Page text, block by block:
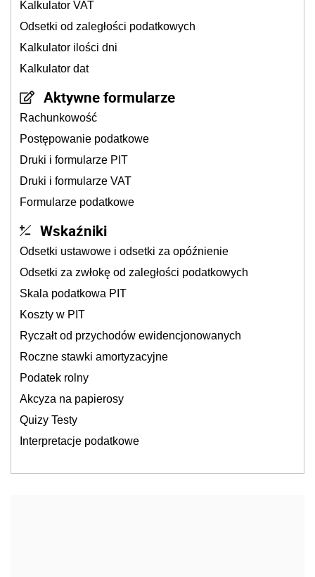
Kalkulator VAT
Odsetki od zaległości podatkowych
Kalkulator ilości dni
Kalkulator dat
Aktywne formularze
Rachunkowość
Postępowanie podatkowe
Druki i formularze PIT
Druki i formularze VAT
Formularze podatkowe
Wskaźniki
Odsetki ustawowe i odsetki za opóźnienie
Odsetki za zwłokę od zaległości podatkowych
Skala podatkowa PIT
Koszty w PIT
Ryczałt od przychodów ewidencjonowanych
Roczne stawki amortyzacyjne
Podatek rolny
Akcyza na papierosy
Quizy Testy
Interpretacje podatkowe